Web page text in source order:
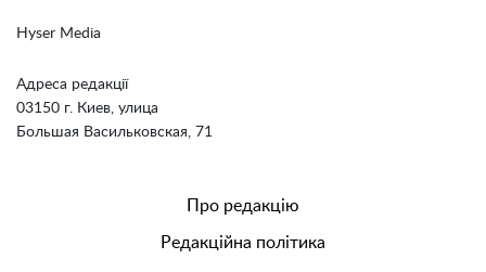
Hyser Media
Адреса редакції
03150 г. Киев, улица
Большая Васильковская, 71
Про редакцію
Редакційна політика